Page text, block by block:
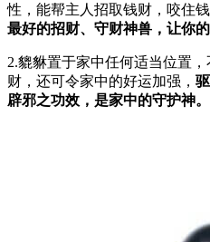
性，能帮主人招取钱财，咬住
最好的招财、守财神兽，让你的
2.貔貅置于家中任何适当位置
财，还可令家中的好运加强，
辟邪之功效，是家中的守护神。